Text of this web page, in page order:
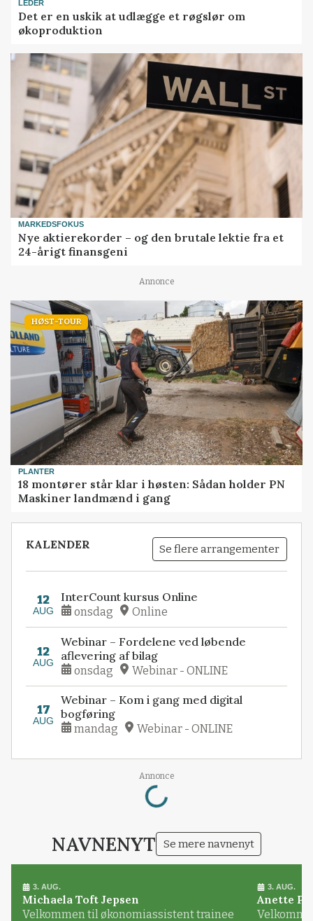
LEDER
Det er en uskik at udlægge et røgslør om
økoproduktion
MARKEDSFOKUS
Nye aktierekorder – og den brutale lektie fra et
24-årigt finansgeni
Annonce
HØST-TOUR
PLANTER
18 montører står klar i høsten: Sådan holder PN
Maskiner landmænd i gang
KALENDER Se flere arrangementer
12
AUG
InterCount kursus Online
onsdag Online
12
AUG
Webinar – Fordelene ved løbende
aflevering af bilag
onsdag Webinar - ONLINE
17
AUG
Webinar – Kom i gang med digital
bogføring
mandag Webinar - ONLINE
Annonce
Loading...
NAVNENYT Se mere navnenyt
3. AUG.
Michaela Toft Jepsen
Velkommen til økonomiassistent trainee
3. AUG.
Anette